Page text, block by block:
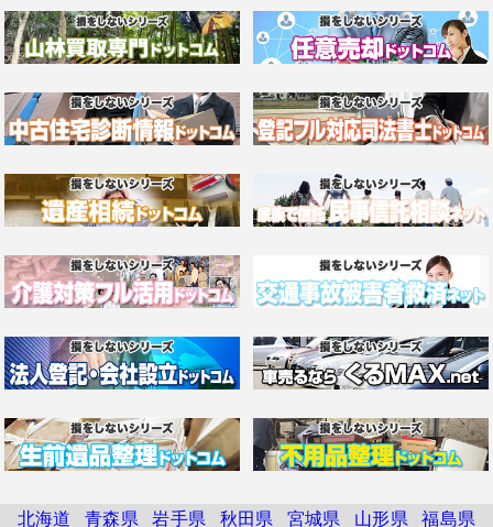
北海道 青森県 岩手県 秋田県 宮城県 山形県 福島県